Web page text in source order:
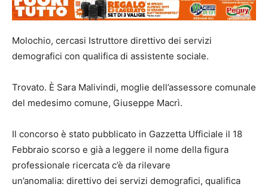
Molochio, cercasi Istruttore direttivo dei servizi
demografici con qualifica di assistente sociale.
Trovato. È Sara Malivindi, moglie dell’assessore comunale
del medesimo comune, Giuseppe Macrì.
Il concorso è stato pubblicato in Gazzetta Ufficiale il 18
Febbraio scorso e già a leggere il nome della figura
professionale ricercata c’è da rilevare
un’anomalia: direttivo dei servizi demografici, qualifica